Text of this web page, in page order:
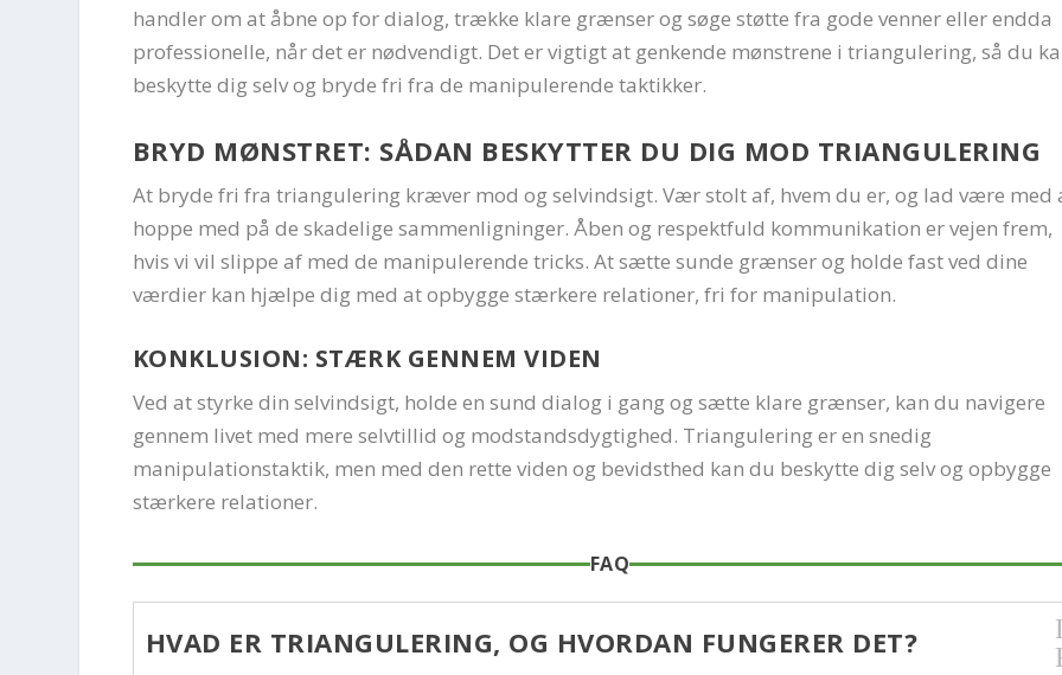
handler om at åbne op for dialog, trække klare grænser og søge støtte fra gode venner eller endda
professionelle, når det er nødvendigt. Det er vigtigt at genkende mønstrene i triangulering, så du
beskytte dig selv og bryde fri fra de manipulerende taktikker.
BRYD MØNSTRET: SÅDAN BESKYTTER DU DIG MOD TRIANGULERING
At bryde fri fra triangulering kræver mod og selvindsigt. Vær stolt af, hvem du er, og lad være med
hoppe med på de skadelige sammenligninger. Åben og respektfuld kommunikation er vejen frem,
hvis vi vil slippe af med de manipulerende tricks. At sætte sunde grænser og holde fast ved dine
værdier kan hjælpe dig med at opbygge stærkere relationer, fri for manipulation.
KONKLUSION: STÆRK GENNEM VIDEN
Ved at styrke din selvindsigt, holde en sund dialog i gang og sætte klare grænser, kan du navigere
gennem livet med mere selvtillid og modstandsdygtighed. Triangulering er en snedig
manipulationstaktik, men med den rette viden og bevidsthed kan du beskytte dig selv og opbygge
stærkere relationer.
FAQ
HVAD ER TRIANGULERING, OG HVORDAN FUNGERER DET?